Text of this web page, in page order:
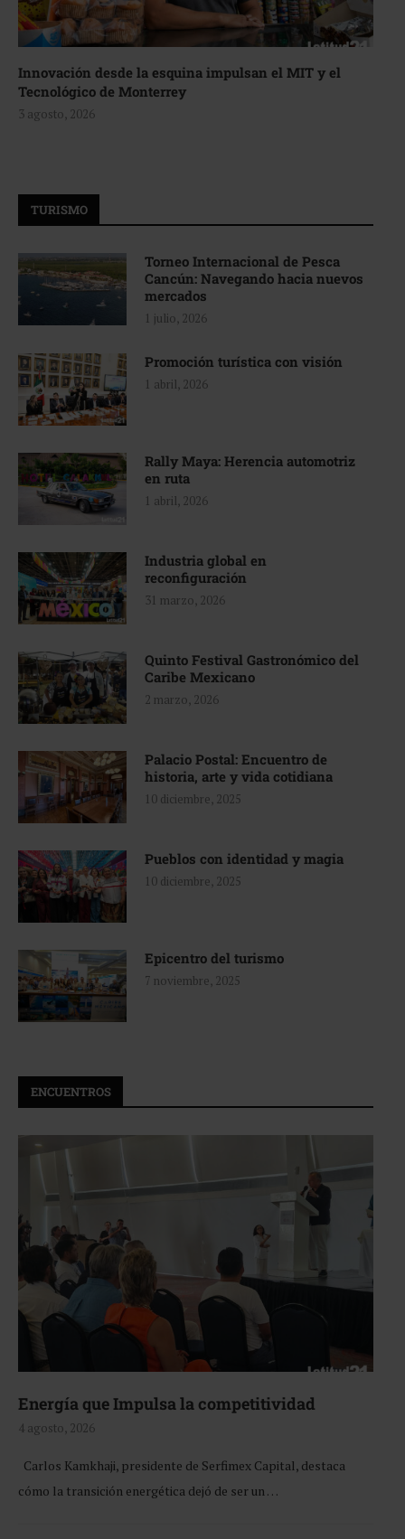
Innovación desde la esquina impulsan el MIT y el
Tecnológico de Monterrey
3 agosto, 2026
TURISMO
Torneo Internacional de Pesca
Cancún: Navegando hacia nuevos
mercados
1 julio, 2026
Promoción turística con visión
1 abril, 2026
Rally Maya: Herencia automotriz
en ruta
1 abril, 2026
Industria global en
reconfiguración
31 marzo, 2026
Quinto Festival Gastronómico del
Caribe Mexicano
2 marzo, 2026
Palacio Postal: Encuentro de
historia, arte y vida cotidiana
10 diciembre, 2025
Pueblos con identidad y magia
10 diciembre, 2025
Epicentro del turismo
7 noviembre, 2025
ENCUENTROS
Energía que Impulsa la competitividad
4 agosto, 2026
Carlos Kamkhaji, presidente de Serfimex Capital, destaca
cómo la transición energética dejó de ser un …